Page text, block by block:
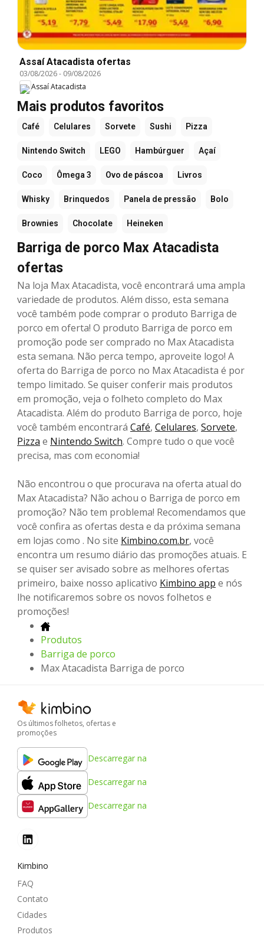
Assaí Atacadista ofertas
03/08/2026- 09/08/2026
Assaí Atacadista
Mais produtos favoritos
Café Celulares Sorvete Sushi Pizza
Nintendo Switch LEGO Hambúrguer Açaí
Coco Ômega 3 Ovo de páscoa Livros
Whisky Brinquedos Panela de pressão Bolo
Brownies Chocolate Heineken
Barriga de porco Max Atacadista
ofertas
Na loja Max Atacadista, você encontrará uma ampla
variedade de produtos. Além disso, esta semana
você também pode comprar o produto Barriga de
porco em oferta! O produto Barriga de porco em
promoção pode ser comprado no Max Atacadista
esta semana. Não perca tempo, aproveite logo! A
oferta do Barriga de porco no Max Atacadista é por
tempo limitado. Se quiser conferir mais produtos
em promoção, veja o folheto completo do Max
Atacadista. Além do produto Barriga de porco, hoje
você também encontrará Café, Celulares, Sorvete,
Pizza e Nintendo Switch. Compre tudo o que você
precisa, mas com economia!
Não encontrou o que procurava na oferta atual do
Max Atacadista? Não achou o Barriga de porco em
promoção? Não tem problema! Recomendamos que
você confira as ofertas desta e da próxima semana
em lojas como . No site Kimbino.com.br, você
encontra um resumo diário das promoções atuais. E
se quiser ser avisado sobre as melhores ofertas
primeiro, baixe nosso aplicativo Kimbino app e nós
lhe notificaremos sobre os novos folhetos e
promoções!
Produtos
Barriga de porco
Max Atacadista Barriga de porco
Os últimos folhetos, ofertas e
promoções
Descarregar na
Descarregar na
Descarregar na
Kimbino
FAQ
Contato
Cidades
Produtos